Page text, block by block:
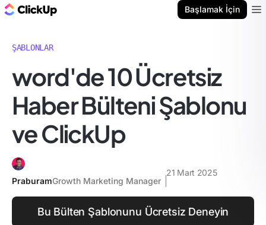
Başlamak İçin
ŞABLONLAR
word'de 10 Ücretsiz
Haber Bülteni Şablonu
ve ClickUp
PraburamGrowth Marketing Manager
21 Mart 2025
Bu Bülten Şablonunu Ücretsiz Deneyin